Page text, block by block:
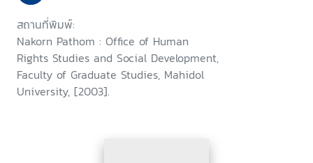
สถานที่พิมพ์:
Nakorn Pathom : Office of Human
Rights Studies and Social Development,
Faculty of Graduate Studies, Mahidol
University, [2003].